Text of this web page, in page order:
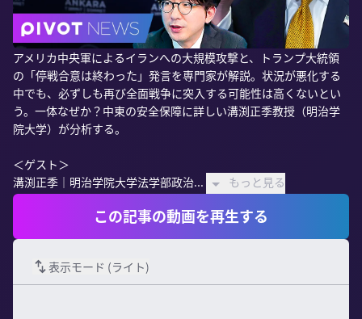
アメリカ中央軍によるイランへの大規模攻撃と、トランプ大統領
の「停戦合意は終わった」発言を専門家が解説。状況が悪化する
中でも、必ずしも再び全面戦争に突入する可能性は高くないとい
う。一体なぜか？中東の安全保障に詳しい溝渕正季教授（明治学
院大学）が分析する。
＜ゲスト＞
溝渕正季｜明治学院大学法学部政治...
もっと見る
この記事の動画を再生する
表示モード (ライト)